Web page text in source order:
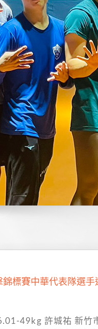
標賽中華代表隊選
49kg 許城祐 新